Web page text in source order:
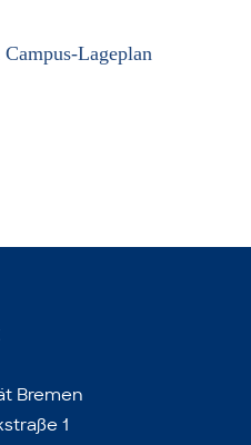
Lageplan
Bremen
1